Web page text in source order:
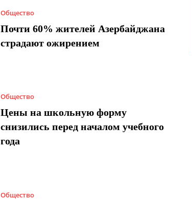
Общество
Почти 60% жителей Азербайджана
страдают ожирением
Общество
Цены на школьную форму
снизились перед началом учебного
года
Общество